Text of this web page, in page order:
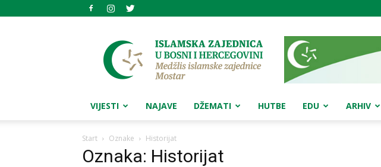
Medžlis
islamske
zajednice
Mostar
VIJESTI NAJAVE DŽEMATI HUTBE EDU ARHIV
Start Oznake Historijat
Oznaka: Historijat